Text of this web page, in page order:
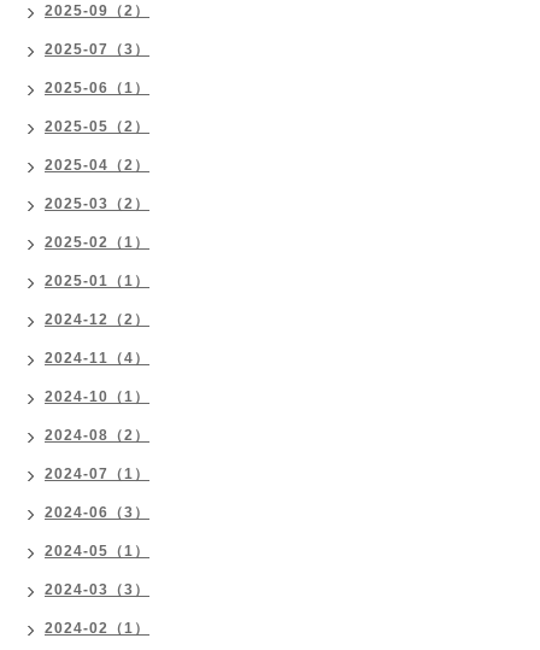
2025-09（2）
2025-07（3）
2025-06（1）
2025-05（2）
2025-04（2）
2025-03（2）
2025-02（1）
2025-01（1）
2024-12（2）
2024-11（4）
2024-10（1）
2024-08（2）
2024-07（1）
2024-06（3）
2024-05（1）
2024-03（3）
2024-02（1）